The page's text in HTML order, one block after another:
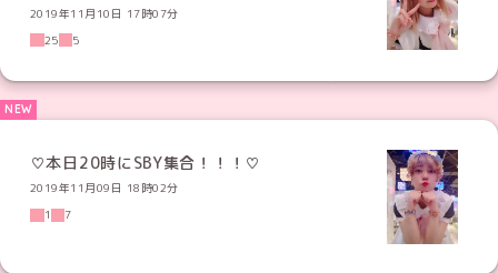
2019年11月10日 17時07分
25
5
♡本日20時にSBY集合！！！♡
2019年11月09日 18時02分
1
7